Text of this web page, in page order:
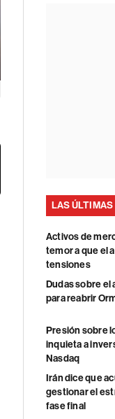
LAS ÚLTIMAS
Activos de
temor a que el
tensiones
Dudas sobre el
para reabrir
Presión sobre
inquieta a
Nasdaq
Irán dice que
gestionar el
fase final